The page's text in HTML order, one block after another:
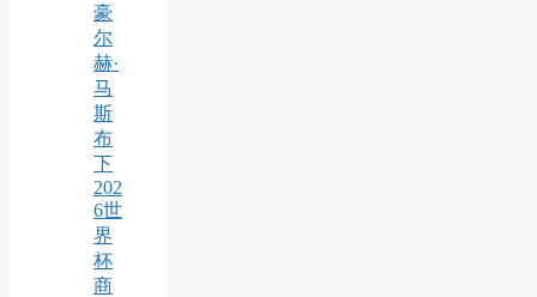
豪
尔
赫·
马
斯
布
下
202
6世
界
杯
商